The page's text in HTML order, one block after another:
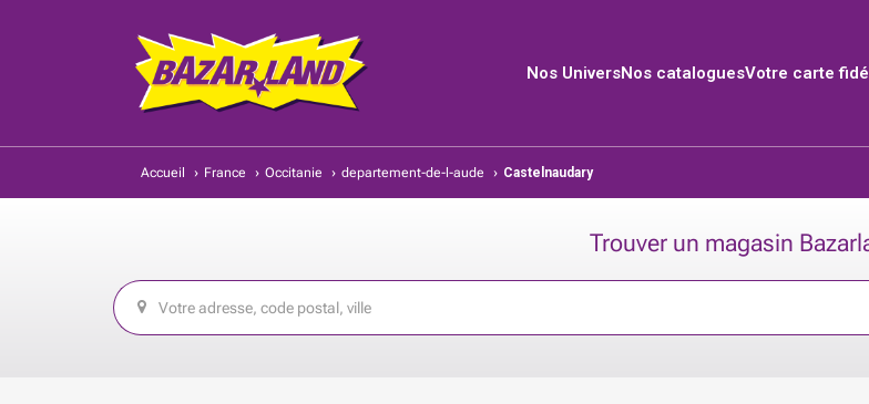
Nos UniversNos cataloguesVotre carte
Accueil › France › Occitanie › departement-de-l-aude › Castelnaudary
Trouver un magasin